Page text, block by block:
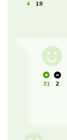
4 19
31 2